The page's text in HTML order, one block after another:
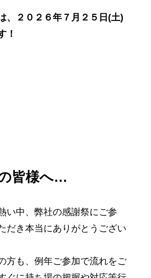
、２０２６年７月２５日(土)
！
皆様へ…
い中、弊社の感謝祭にご参
だき本当にありがとうござい
方も、例年ご参加で流れをご